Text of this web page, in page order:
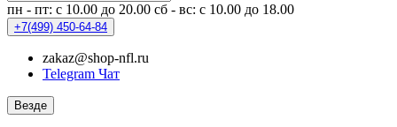
пн - пт: с 10.00 до 20.00 сб - вс: с 10.00 до 18.00
+7(499) 450-64-84
zakaz@shop-nfl.ru
Telegram Чат
Везде